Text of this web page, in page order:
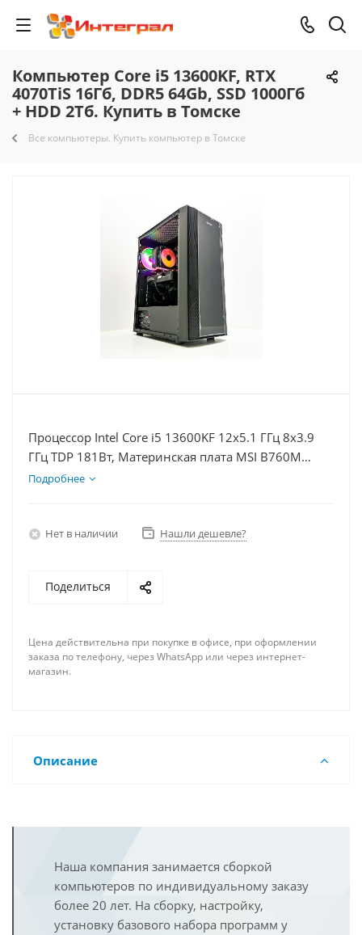
Компьютер Core i5 13600KF, RTX
4070TiS 16Гб, DDR5 64Gb, SSD 1000Гб
+ HDD 2Тб. Купить в Томске
Все компьютеры. Купить компьютер в Томске
Процессор Intel Core i5 13600KF 12x5.1 ГГц 8x3.9
ГГц TDP 181Вт, Материнская плата MSI B760M
BOMBER WIFI D5, Видеокарта RTX 4070TiS 16Гб,
Подробнее
Нет в наличии Нашли дешевле?
Поделиться
Цена действительна при покупке в офисе, при оформлении
заказа по телефону, через WhatsApp или через интернет-
магазин.
Описание
Наша компания занимается сборкой
компьютеров по индивидуальному заказу
более 20 лет. На сборку, настройку,
установку базового набора программ у